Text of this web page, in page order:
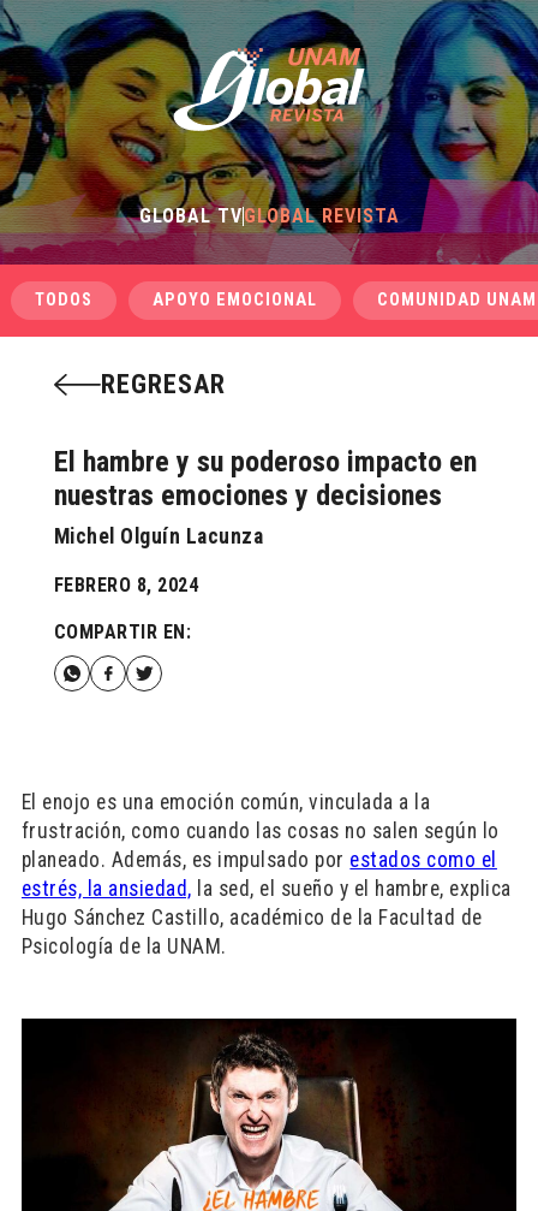
GLOBAL TVGLOBAL REVISTA
TODOS APOYO EMOCIONAL COMUNIDAD UNAM
REGRESAR
El hambre y su poderoso impacto en
nuestras emociones y decisiones
Michel Olguín Lacunza
FEBRERO 8, 2024
COMPARTIR EN:
El enojo es una emoción común, vinculada a la
frustración, como cuando las cosas no salen según lo
planeado. Además, es impulsado por estados como el
estrés, la ansiedad, la sed, el sueño y el hambre, explica
Hugo Sánchez Castillo, académico de la Facultad de
Psicología de la UNAM.